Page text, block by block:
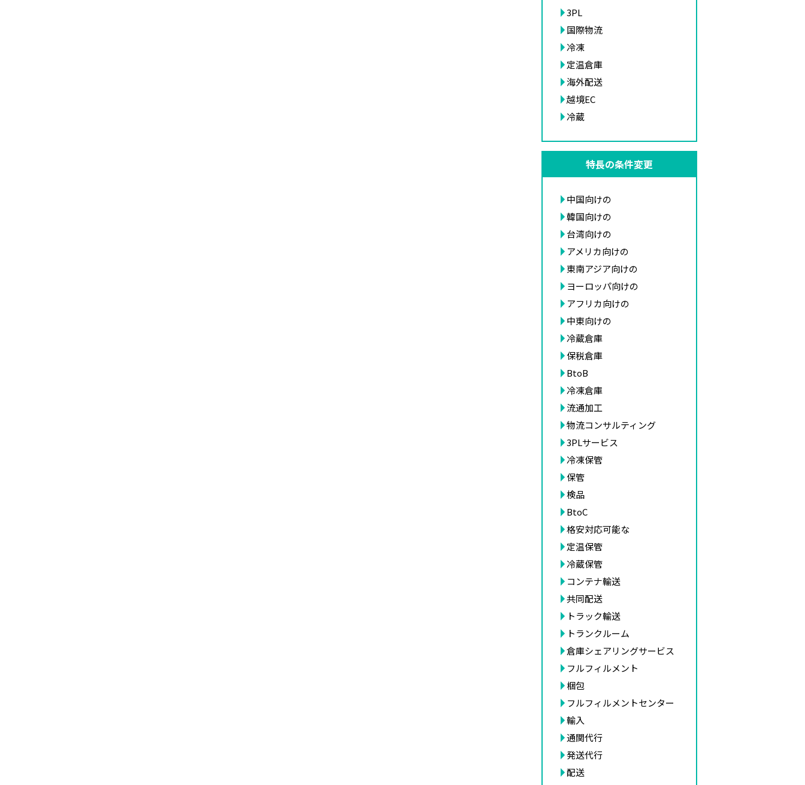
3PL
国際物流
冷凍
定温倉庫
海外配送
越境EC
冷蔵
特長の条件変更
中国向けの
韓国向けの
台湾向けの
アメリカ向けの
東南アジア向けの
ヨーロッパ向けの
アフリカ向けの
中東向けの
冷蔵倉庫
保税倉庫
BtoB
冷凍倉庫
流通加工
物流コンサルティング
3PLサービス
冷凍保管
保管
検品
BtoC
格安対応可能な
定温保管
冷蔵保管
コンテナ輸送
共同配送
トラック輸送
トランクルーム
倉庫シェアリングサービス
フルフィルメント
梱包
フルフィルメントセンター
輸入
通関代行
発送代行
配送